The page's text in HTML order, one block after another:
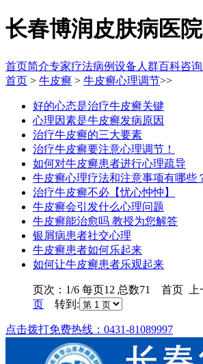
长春博润皮肤病医院
首页简介专家疗法病例设备 人群百科咨询
首页 > 牛皮癣 > 牛皮癣心理调节>>
好的心态是治疗牛皮癣关键
心理因素是牛皮癣发病原因
治疗牛皮癣的三大要素
治疗牛皮癣要注意心理调节！
如何对牛皮癣患者进行心理疏导
牛皮癣心理疗法和注意事项有哪些
治疗牛皮癣不必【忧心忡忡】
牛皮癣会引发什么心理问题
牛皮癣能治愈吗 教授为您解答
银屑病患者社交心理
牛皮癣患者如何乐起来
如何让牛皮癣患者乐观起来
页次：1/6 每页12 总数71 首页 上
页 转到:
点击拨打免费热线：0431-81089997